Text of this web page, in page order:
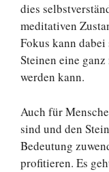
dies
meditativen
Fokus kann
Steinen eine
werden kann.
Auch für
sind und den
Bedeutung
profitieren. Es